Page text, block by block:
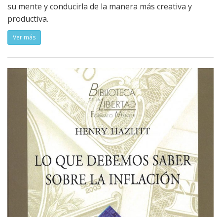
su mente y conducirla de la manera más creativa y
productiva.
Ver más